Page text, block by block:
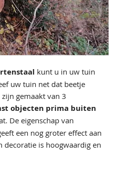
kunt u in uw tuin
uw tuin net dat beetje
gemaakt van 3
objecten prima buiten
De eigenschap van
een nog groter effect aan
is hoogwaardig en